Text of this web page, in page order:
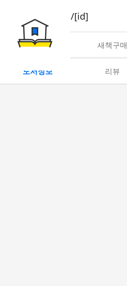
book/rent/[id]
대여 새책구매
도서정보 리뷰